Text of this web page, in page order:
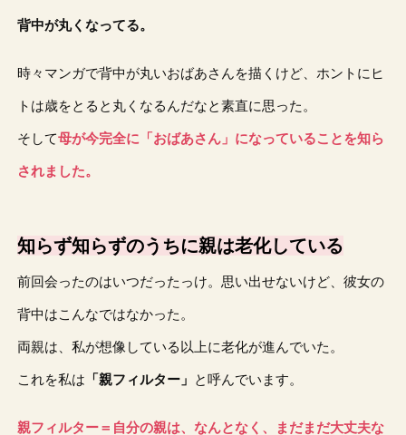
背中が丸くなってる。
時々マンガで背中が丸いおばあさんを描くけど、ホントにヒ
トは歳をとると丸くなるんだなと素直に思った。
そして母が今完全に「おばあさん」になっていることを知ら
されました。
知らず知らずのうちに親は老化している
前回会ったのはいつだったっけ。思い出せないけど、彼女の
背中はこんなではなかった。
両親は、私が想像している以上に老化が進んでいた。
これを私は 「親フィルター」 と呼んでいます。
親フィルター＝自分の親は、なんとなく、まだまだ大丈夫な